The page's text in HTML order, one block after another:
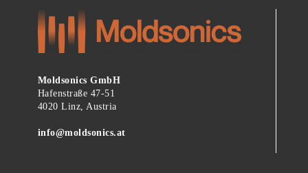
Moldsonics GmbH
Hafenstraße 47-51
4020 Linz, Austria
info@moldsonics.at